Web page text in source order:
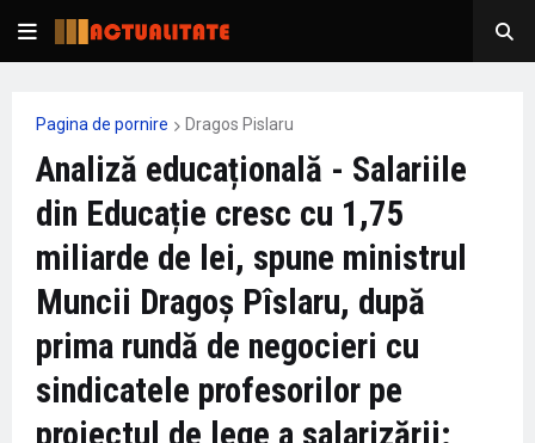
Pagina de pornire Dragos Pislaru
Analiză educațională - Salariile
din Educație cresc cu 1,75
miliarde de lei, spune ministrul
Muncii Dragoș Pîslaru, după
prima rundă de negocieri cu
sindicatele profesorilor pe
proiectul de lege a salarizării: